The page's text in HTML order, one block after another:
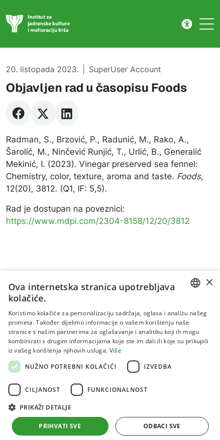
20. listopada 2023. SuperUser Account
Objavljen rad u časopisu Foods
Radman, S., Brzović, P., Radunić, M., Rako, A.,
Šarolić, M., Ninčević Runjić, T., Urlić, B., Generalić
Mekinić, I. (2023). Vinegar preserved sea fennel:
Chemistry, color, texture, aroma and taste. Foods,
12(20), 3812. (Q1, IF: 5,5).
Rad je dostupan na poveznici:
https://www.mdpi.com/2304-8158/12/20/3812
Uvjeti korištenja
Politika privatnosti
Kolačići
melioraciju krša
ENGLISH
×
Ova internetska stranica upotrebljava
kolačiće.
Koristimo kolačiće za personalizaciju sadržaja, oglasa i analizu našeg
prometa. Također dijelimo informacije o vašem korištenju naše
stranice s našim partnerima za oglašavanje i analitiku koji ih mogu
kombinirati s drugim informacijama koje ste im dali ili koje su prikupili
iz vašeg korištenja njihovih usluga. Više
NUŽNO POTREBNI KOLAČIĆI
IZVEDBA
CILJANOST FUNKCIONALNOST
PRIKAŽI DETALJE
PRIHVATI SVE ODBACI SVE